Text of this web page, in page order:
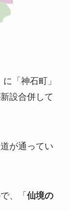
「神石町」
設合併して
が通ってい
、「 仙境の